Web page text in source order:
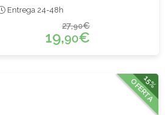
Entrega 24-48h
27,90€
19,90€
15%
OFERTA